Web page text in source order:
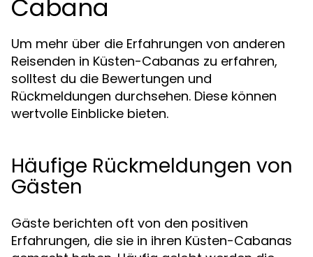
Cabana
Um mehr über die Erfahrungen von anderen
Reisenden in Küsten-Cabanas zu erfahren,
solltest du die Bewertungen und
Rückmeldungen durchsehen. Diese können
wertvolle Einblicke bieten.
Häufige Rückmeldungen von
Gästen
Gäste berichten oft von den positiven
Erfahrungen, die sie in ihren Küsten-Cabanas